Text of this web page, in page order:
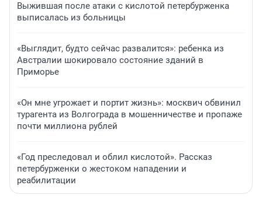
Выжившая после атаки с кислотой петербурженка
выписалась из больницы
«Выглядит, будто сейчас развалится»: ребенка из
Австралии шокировало состояние зданий в
Приморье
«Он мне угрожает и портит жизнь»: москвич обвинил
турагента из Волгограда в мошенничестве и пропаже
почти миллиона рублей
«Год преследовал и облил кислотой». Рассказ
петербурженки о жестоком нападении и
реабилитации